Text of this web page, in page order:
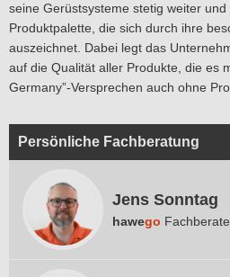
Persönliche Fachberatung
Jens Sonntag
hawego
seine Gerüstsysteme stetig weiter
Produktpalette, die sich durch ihre
auszeichnet. Dabei legt das
auf die Qualität aller Produkte, die es
Germany”-Versprechen auch ohne